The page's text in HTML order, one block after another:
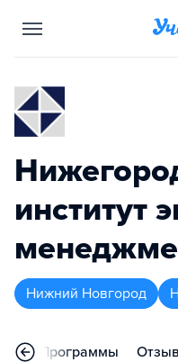
институт
Нижний Новгород
Программы